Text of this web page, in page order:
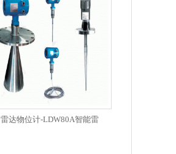
雷达物位计-LDW80A智能雷